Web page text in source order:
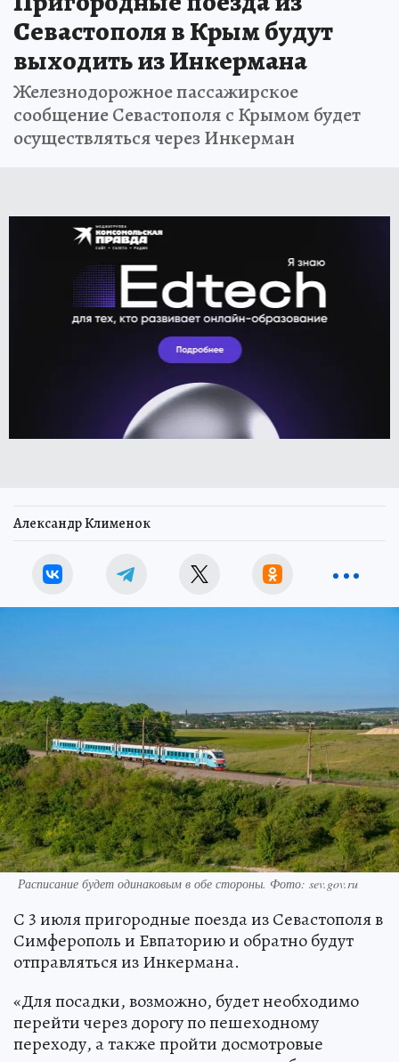
Севастополя в Крым будут
выходить из Инкермана
Железнодорожное пассажирское
сообщение Севастополя с Крымом будет
осуществляться через Инкерман
Александр Клименок
Расписание будет одинаковым в обе стороны. Фото: sev.gov.ru
С 3 июля пригородные поезда из Севастополя в
Симферополь и Евпаторию и обратно будут
отправляться из Инкермана.
«Для посадки, возможно, будет необходимо
перейти через дорогу по пешеходному
переходу, а также пройти досмотровые